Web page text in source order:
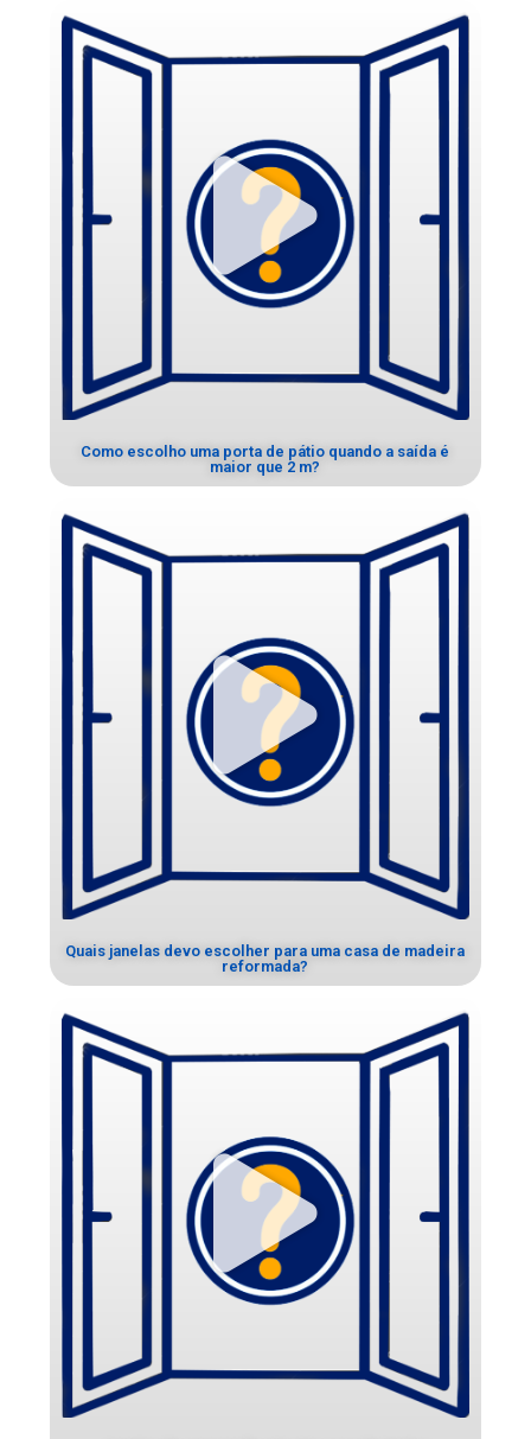
Como escolho uma porta de pátio quando a saída é
maior que 2 m?
Quais janelas devo escolher para uma casa de madeira
reformada?